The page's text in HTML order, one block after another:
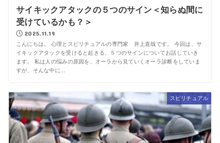
サイキックアタックの５つのサイン＜知らぬ間に
受けているかも？＞
2025.11.19
こんにちは。 心理とスピリチュアルの専門家 井上直哉です。 今回は、サ
イキックアタックを受けると起きる、５つのサインについてお話していき
ます。 私は人の悩みの原因を、オーラから見ていくオーラ診断をしていま
すが、そんな中に...
スピリチュアル